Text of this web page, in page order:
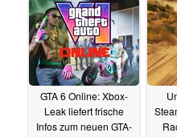
GTA 6 Online: Xbox-
Leak liefert frische
Infos zum neuen GTA-